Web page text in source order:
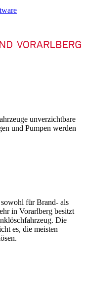
unverzichtbare
und Pumpen werden
für Brand- als
in Vorarlberg besitzt
Die
es, die meisten